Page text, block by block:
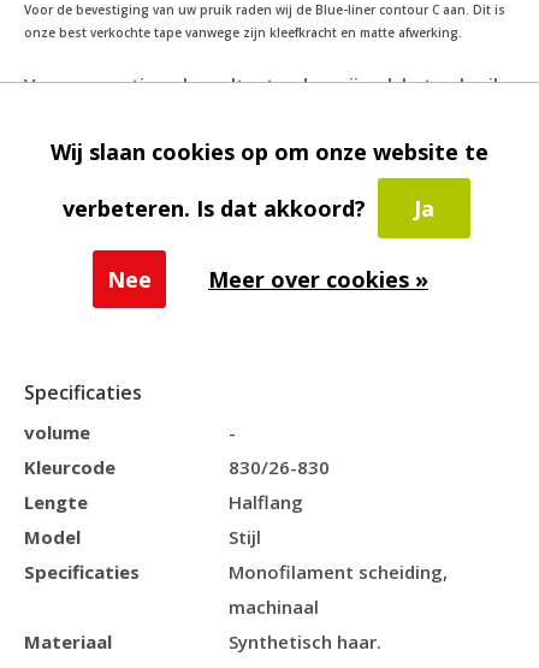
Voor de bevestiging van uw pruik raden wij de Blue-liner contour C aan. Dit is
onze best verkochte tape vanwege zijn kleefkracht en matte afwerking.
Voor een optimaal resultaat raden wij ook het gebruik
Max Hold Sport, dit product
verlengd de kleefkracht van elke tape of lijm.
Lijm Remover:
vergemakkelijkt en versneld het verwijderen van
Specificaties
volume
-
Kleurcode
830/26-830
Lengte
Halflang
Model
Stijl
Specificaties
Monofilament scheiding,
machinaal
Materiaal
Synthetisch haar.
Wij slaan cookies op om onze website te
verbeteren. Is dat akkoord?
Ja
Nee Meer over cookies »